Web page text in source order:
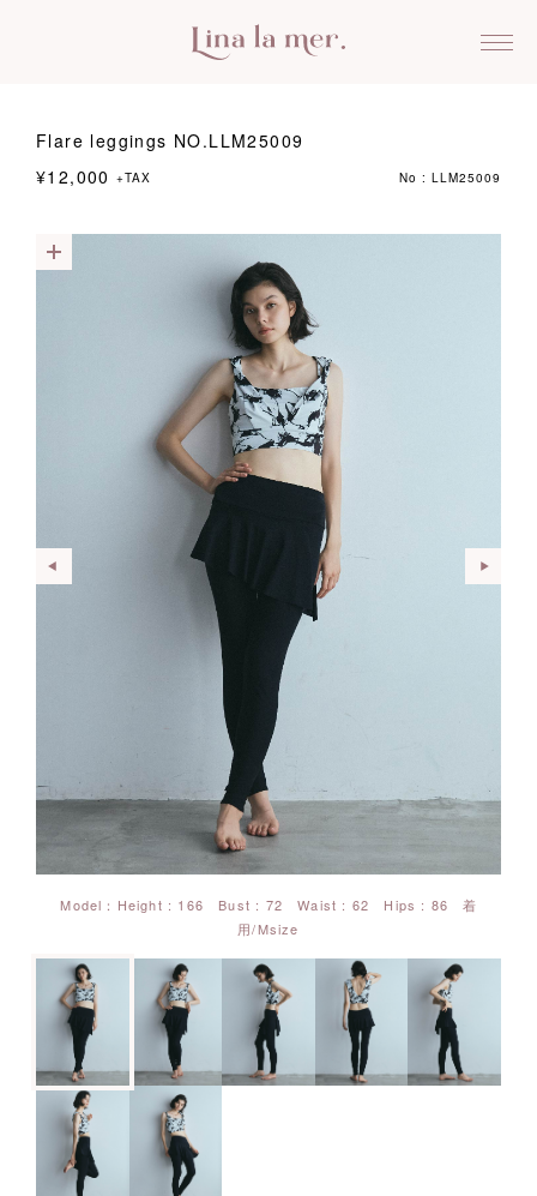
Flare leggings NO.LLM25009
¥12,000 +TAX No : LLM25009
Model：Height : 166 Bust : 72 Waist : 62 Hips : 86 着
用/Msize